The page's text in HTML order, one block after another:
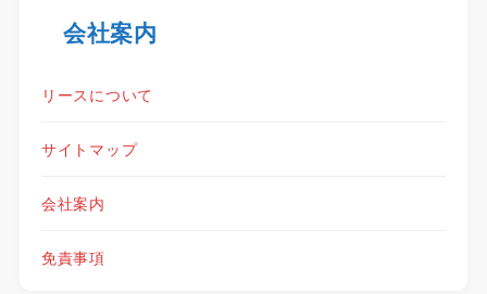
会社案内
リースについて
サイトマップ
会社案内
免責事項